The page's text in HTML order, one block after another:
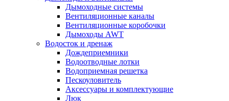
Дымоходные системы
Вентиляционные каналы
Вентиляционные коробочки
Дымоходы AWT
Водосток и дренаж
Дождеприемники
Водоотводные лотки
Водоприемная решетка
Пескоуловитель
Аксессуары и комплектующие
Люк